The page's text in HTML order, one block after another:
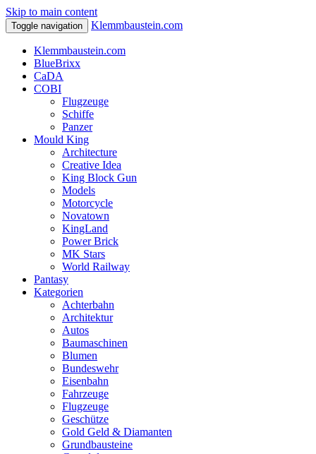
Skip to main content
Toggle navigation Klemmbaustein.com
Klemmbaustein.com
BlueBrixx
CaDA
COBI
Flugzeuge
Schiffe
Panzer
Mould King
Architecture
Creative Idea
King Block Gun
Models
Motorcycle
Novatown
KingLand
Power Brick
MK Stars
World Railway
Pantasy
Kategorien
Achterbahn
Architektur
Autos
Baumaschinen
Blumen
Bundeswehr
Eisenbahn
Fahrzeuge
Flugzeuge
Geschütze
Gold Geld & Diamanten
Grundbausteine